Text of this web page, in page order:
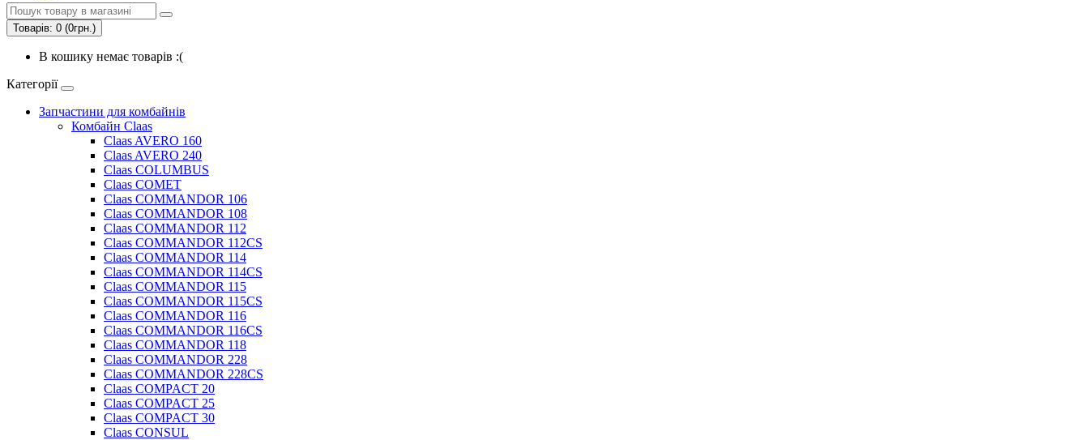
Товарів: 0 (0грн.)
В кошику немає товарів :(
Категорії
Запчастини для комбайнів
Комбайн Claas
Claas AVERO 160
Claas AVERO 240
Claas COLUMBUS
Claas COMET
Claas COMMANDOR 106
Claas COMMANDOR 108
Claas COMMANDOR 112
Claas COMMANDOR 112CS
Claas COMMANDOR 114
Claas COMMANDOR 114CS
Claas COMMANDOR 115
Claas COMMANDOR 115CS
Claas COMMANDOR 116
Claas COMMANDOR 116CS
Claas COMMANDOR 118
Claas COMMANDOR 228
Claas COMMANDOR 228CS
Claas COMPACT 20
Claas COMPACT 25
Claas COMPACT 30
Claas CONSUL